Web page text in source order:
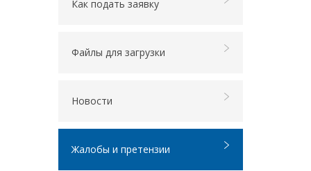
Как подать заявку
Файлы для загрузки
Новости
Жалобы и претензии